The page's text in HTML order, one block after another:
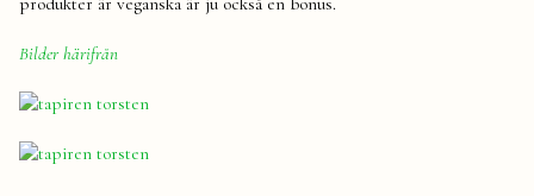
Bilder härifrån